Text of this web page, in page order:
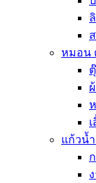
หมอน
แก้วน้